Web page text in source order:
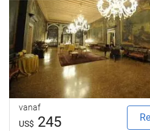
vanaf
US$ 245